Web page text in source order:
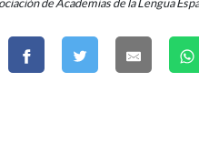
de Academias de la Lengua